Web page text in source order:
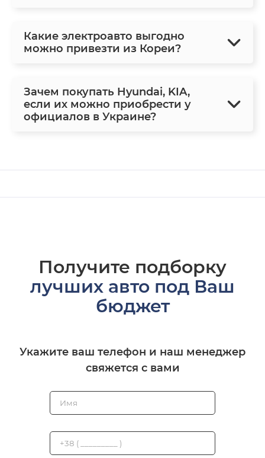
Какие электроавто выгодно
можно привезти из Кореи?
Зачем покупать Hyundai, KIA,
если их можно приобрести у
официалов в Украине?
Получите подборку
лучших авто под Ваш
бюджет
Укажите ваш телефон и наш менеджер
свяжется с вами